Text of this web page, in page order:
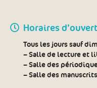
Horaires
Tous les jours sauf
– Salle de lecture et
– Salle des
– Salle des